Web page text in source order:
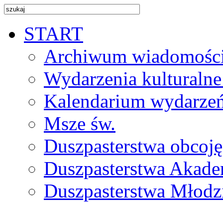
START
Archiwum
Wydarzenia
Kalendarium
Msze św.
Duszpasterstwa
Duszpasterstwa
Duszpasterstwa